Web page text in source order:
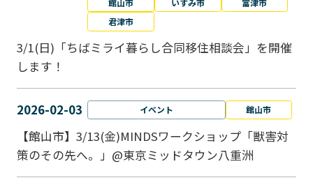
君津市
3/1(日)「ちばミライ暮らし合同移住相談会」を開催
します！
2026-02-03 イベント 館山市
【館山市】3/13(金)MINDSワークショップ「獣害対
策のその先へ。」@東京ミッドタウン八重洲